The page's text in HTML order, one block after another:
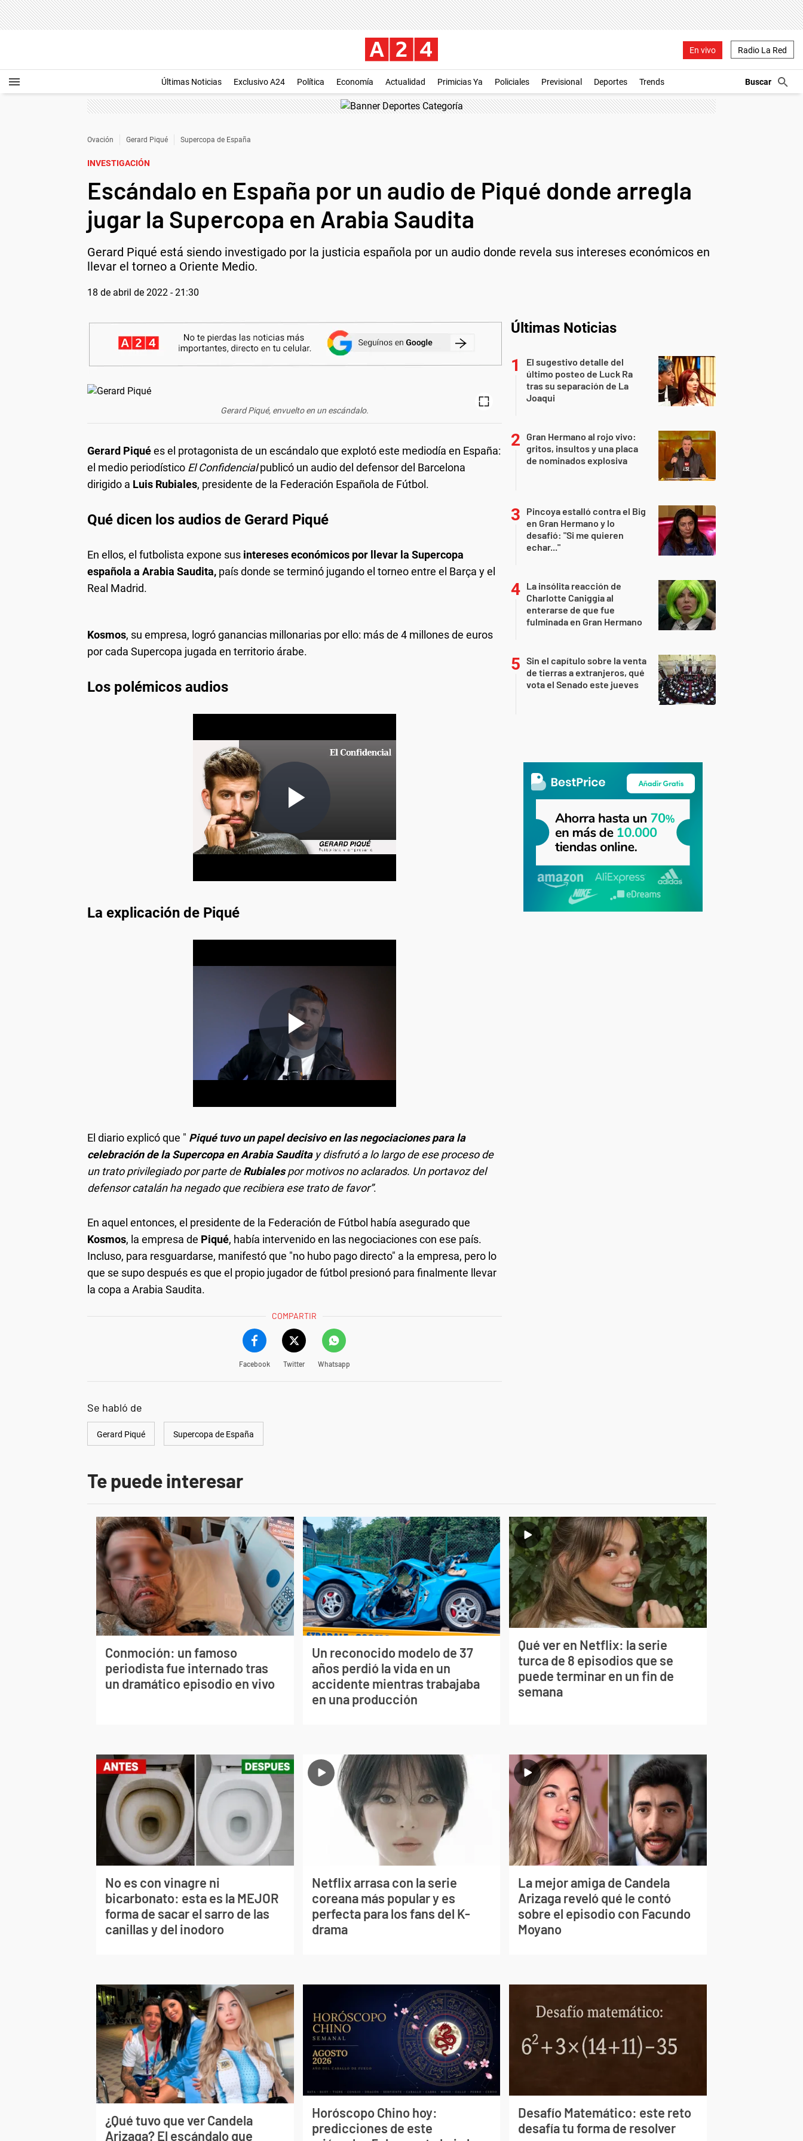
En vivo Radio La Red
Últimas Noticias Exclusivo A24 Política Economía Actualidad Primicias Ya Policiales Previsional Deportes Trends
Ovación Gerard Piqué Supercopa de España
INVESTIGACIÓN
Escándalo en España por un audio de Piqué donde arregla
jugar la Supercopa en Arabia Saudita
Gerard Piqué está siendo investigado por la justicia española por un audio donde revela sus intereses económicos en
llevar el torneo a Oriente Medio.
18 de abril de 2022 - 21:30
Gerard Piqué, envuelto en un escándalo.
Gerard Piquées el protagonista de un escándalo que explotó este mediodía en España:
el medio periodístico El Confidencialpublicó un audio del defensor del Barcelona
dirigido a Luis Rubiales, presidente de la Federación Española de Fútbol.
Qué dicen los audios de Gerard Piqué
En ellos, el futbolista expone sus intereses económicos por llevar la Supercopa
española a Arabia Saudita, país donde se terminó jugando el torneo entre el Barça y el
Real Madrid.
Kosmos, su empresa, logró ganancias millonarias por ello: más de 4 millones de euros
por cada Supercopa jugada en territorio árabe.
Los polémicos audios
La explicación de Piqué
El diario explicó que " Piqué tuvo un papel decisivo en las negociaciones para la
celebración de la Supercopa en Arabia Sauditay disfrutó a lo largo de ese proceso de
un trato privilegiado por parte deRubialespor motivos no aclarados. Un portavoz del
defensor catalán ha negado que recibiera ese trato de favor”.
En aquel entonces, el presidente de la Federación de Fútbol había asegurado que
Kosmos, la empresa de Piqué, había intervenido en las negociaciones con ese país.
Incluso, para resguardarse, manifestó que "no hubo pago directo" a la empresa, pero lo
que se supo después es que el propio jugador de fútbol presionó para finalmente llevar
la copa a Arabia Saudita.
COMPARTIR
Facebook Twitter Whatsapp
Se habló de
Gerard Piqué Supercopa de España
Últimas Noticias
El sugestivo detalle del
último posteo de Luck Ra
tras su separación de La
Joaqui
Gran Hermano al rojo vivo:
gritos, insultos y una placa
de nominados explosiva
Pincoya estalló contra el Big
en Gran Hermano y lo
desafió: "Si me quieren
echar..."
La insólita reacción de
Charlotte Caniggia al
enterarse de que fue
fulminada en Gran Hermano
Sin el capítulo sobre la venta
de tierras a extranjeros, qué
vota el Senado este jueves
Te puede interesar
Conmoción: un famoso
periodista fue internado tras
un dramático episodio en vivo
Un reconocido modelo de 37
años perdió la vida en un
accidente mientras trabajaba
en una producción
Qué ver en Netflix: la serie
turca de 8 episodios que se
puede terminar en un fin de
semana
No es con vinagre ni
bicarbonato: esta es la MEJOR
forma de sacar el sarro de las
canillas y del inodoro
Netflix arrasa con la serie
coreana más popular y es
perfecta para los fans del K-
drama
La mejor amiga de Candela
Arizaga reveló qué le contó
sobre el episodio con Facundo
Moyano
¿Qué tuvo que ver Candela
Arizaga? El escándalo que
Horóscopo Chino hoy:
predicciones de este
Desafío Matemático: este reto
desafía tu forma de resolver